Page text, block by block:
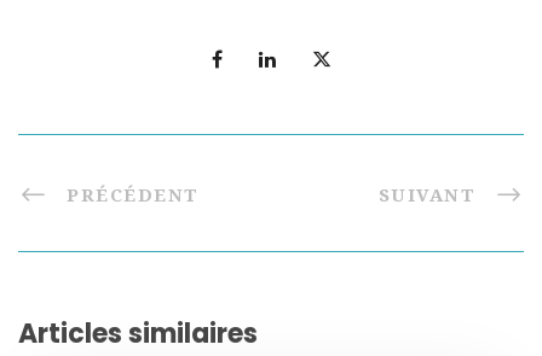
PRÉCÉDENT SUIVANT
Articles similaires